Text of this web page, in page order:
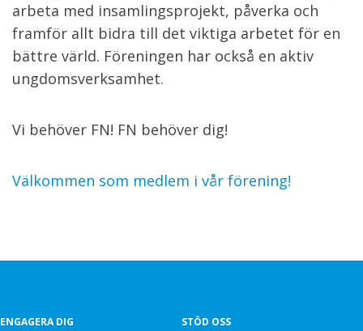
arbeta med insamlingsprojekt, påverka och
framför allt bidra till det viktiga arbetet för en
bättre värld. Föreningen har också en aktiv
ungdomsverksamhet.
Vi behöver FN! FN behöver dig!
Välkommen som medlem i vår förening!
ENGAGERA DIG STÖD OSS